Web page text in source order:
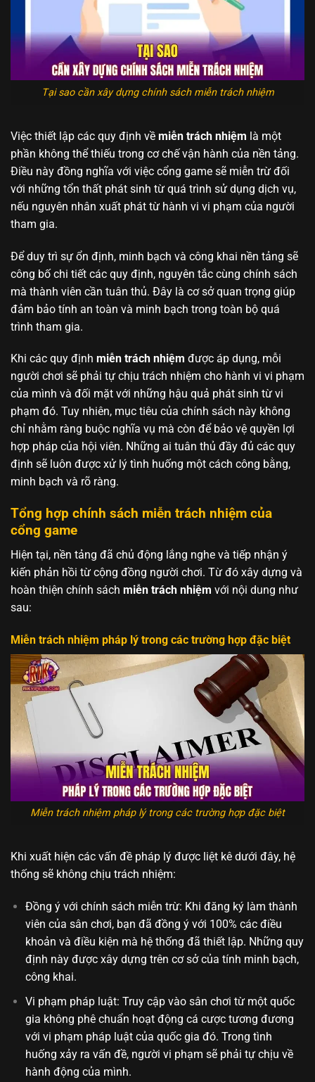
Tại sao cần xây dựng chính sách miễn trách nhiệm
Việc thiết lập các quy định về miễn trách nhiệm là một
phần không thể thiếu trong cơ chế vận hành của nền tảng.
Điều này đồng nghĩa với việc cổng game sẽ miễn trừ đối
với những tổn thất phát sinh từ quá trình sử dụng dịch vụ,
nếu nguyên nhân xuất phát từ hành vi vi phạm của người
tham gia.
Để duy trì sự ổn định, minh bạch và công khai nền tảng sẽ
công bố chi tiết các quy định, nguyên tắc cùng chính sách
mà thành viên cần tuân thủ. Đây là cơ sở quan trọng giúp
đảm bảo tính an toàn và minh bạch trong toàn bộ quá
trình tham gia.
Khi các quy định miễn trách nhiệm được áp dụng, mỗi
người chơi sẽ phải tự chịu trách nhiệm cho hành vi vi phạm
của mình và đối mặt với những hậu quả phát sinh từ vi
phạm đó. Tuy nhiên, mục tiêu của chính sách này không
chỉ nhằm ràng buộc nghĩa vụ mà còn để bảo vệ quyền lợi
hợp pháp của hội viên. Những ai tuân thủ đầy đủ các quy
định sẽ luôn được xử lý tình huống một cách công bằng,
minh bạch và rõ ràng.
Tổng hợp chính sách miễn trách nhiệm của
cổng game
Hiện tại, nền tảng đã chủ động lắng nghe và tiếp nhận ý
kiến phản hồi từ cộng đồng người chơi. Từ đó xây dựng và
hoàn thiện chính sách miễn trách nhiệm với nội dung như
sau:
Miễn trách nhiệm pháp lý trong các trường hợp đặc biệt
Miễn trách nhiệm pháp lý trong các trường hợp đặc biệt
Khi xuất hiện các vấn đề pháp lý được liệt kê dưới đây, hệ
thống sẽ không chịu trách nhiệm:
Đồng ý với chính sách miễn trừ: Khi đăng ký làm thành
viên của sân chơi, bạn đã đồng ý với 100% các điều
khoản và điều kiện mà hệ thống đã thiết lập. Những quy
định này được xây dựng trên cơ sở của tính minh bạch,
công khai.
Vi phạm pháp luật: Truy cập vào sân chơi từ một quốc
gia không phê chuẩn hoạt động cá cược tương đương
với vi phạm pháp luật của quốc gia đó. Trong tình
huống xảy ra vấn đề, người vi phạm sẽ phải tự chịu về
hành động của mình.